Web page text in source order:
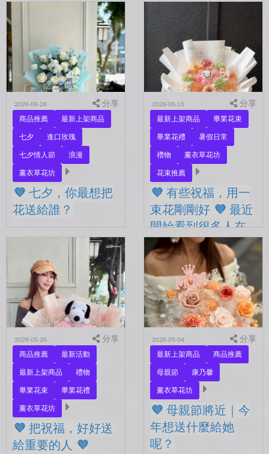
💜 七夕，有些人還沒在一
起。 每天聊天的人，總是
秒回的人， 會記得你愛喝什
麼、喜歡什麼的人。 你們
沒有說過喜歡，卻早已習慣
彼此存在。 七夕快到...
💜有些節日，是提醒我們不
要忘了表達愛。 平常的日
子，總是忙著工作、忙著生
活。 那些想說的謝謝、想
說的辛苦了、想說的我愛
你。 常常就這樣，留到了
下...
2026-06-26 分享
商品推薦
最新上架商品
七夕
進口玫瑰
七夕情人節
浪漫
薰衣草花坊
💜 七夕，你最想把
花送給誰？
誰？ 是陪你走過每一天的
另一半，是一直默默支持你
的家人，還是那個努力生活
的自己？ 花，不一定要等
到特別的人才能收到。...
2026-06-15 分享
最新上架商品
畢業花束
畢業花禮
暑假日常
禮物
薰衣草花坊
花束推薦
💜 有些祝福，用一
束花剛剛好 💜 最近
開始看到很多人在
拍照
💜 有些祝福，用一束花剛剛
好 💜 最近開始看到很多人
在拍照📷 穿著學士服、抱著
花束，笑著紀錄這段重要的
時光🤍 一路走到現在，一
定有很多不容易。 熬過考
試...
2026-05-26 分享
商品推薦
最新活動
最新上架商品
禮物
畢業花束
畢業花禮
薰衣草花坊
💜 把祝福，好好送
給重要的人 💜
2026-05-04 分享
最新上架商品
商品推薦
母親節
康乃馨
薰衣草花坊
💜 母親節將近｜今
年想送什麼給她
呢？